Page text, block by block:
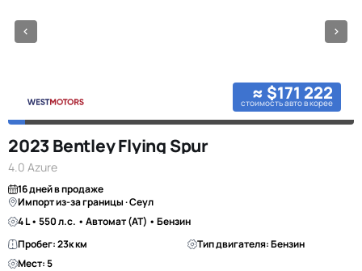
≈ $171 222
стоимость авто в корее
2023 Bentley Flying Spur
4.0 Azure
16 дней в продаже
Импорт из-за границы · Сеул
4 L • 550 л.с. • Автомат (AT) • Бензин
Пробег: 23к км
Тип двигателя: Бензин
Мест: 5